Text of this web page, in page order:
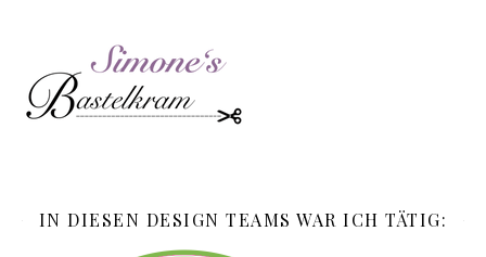
IN DIESEN DESIGN TEAMS WAR ICH TÄTIG: